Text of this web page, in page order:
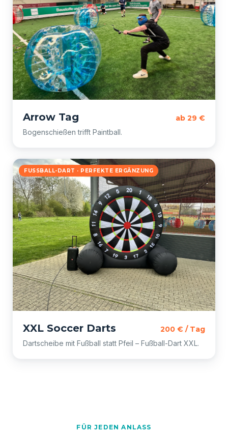
Arrow Tag ab 29 €
Bogenschießen trifft Paintball.
FUSSBALL-DART · PERFEKTE ERGÄNZUNG
XXL Soccer Darts 200 € / Tag
Dartscheibe mit Fußball statt Pfeil – Fußball-Dart XXL.
FÜR JEDEN ANLASS